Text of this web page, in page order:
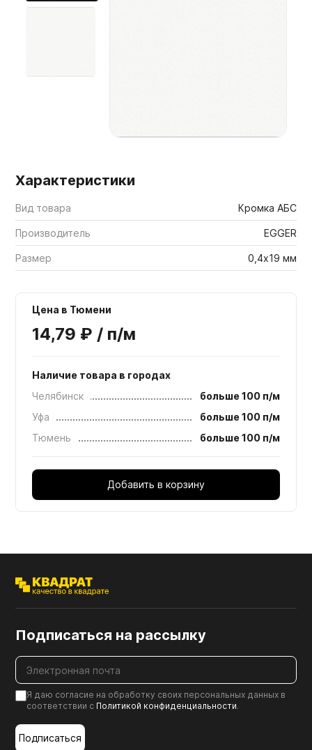
Характеристики
Вид товара Кромка АБС
Производитель EGGER
Размер 0,4х19 мм
Цена в Тюмени
14,79 ₽ / п/м
Наличие товара в городах
Челябинск
больше 100 п/м
Уфа
больше 100 п/м
Тюмень
больше 100 п/м
Добавить в корзину
Подписаться на рассылку
Я даю согласие на обработку своих персональных данных в
соответствии с Политикой конфиденциальности.
Подписаться